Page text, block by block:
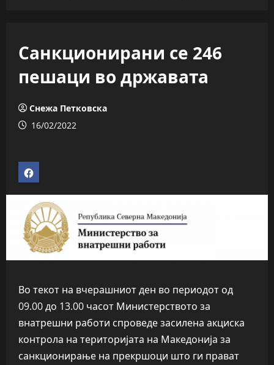
Санкционирани се 246
пешаци во државата
Снежа Петковска
16/02/2022
Во текот на вчерашниот ден во периодот од
09.00 до 13.00 часот Министерството за
внатрешни работи спроведе засилена акциска
контрола на територијата на Македонија за
санкционирање на прекршоци што ги прават